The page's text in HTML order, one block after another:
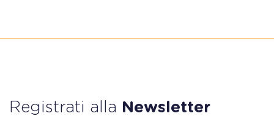
Registrati alla Newsletter